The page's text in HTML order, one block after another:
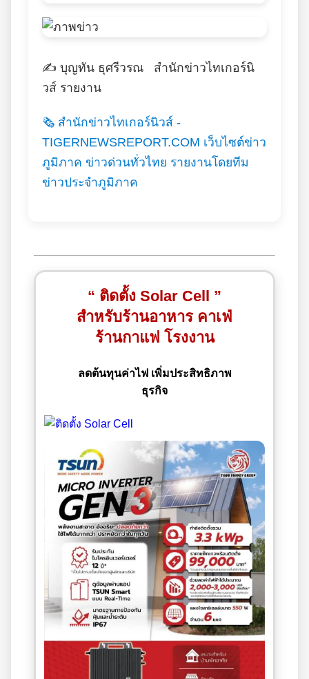
✍️ บุญทัน ธุศรีวรณ สำนักข่าวไทเกอร์นิ
วส์ รายงาน
🗞️ สำนักข่าวไทเกอร์นิวส์ -
TIGERNEWSREPORT.COM เว็บไซต์ข่าว
ภูมิภาค ข่าวด่วนทั่วไทย รายงานโดยทีม
ข่าวประจำภูมิภาค
“ ติดตั้ง Solar Cell ”
สำหรับร้านอาหาร คาเฟ่
ร้านกาแฟ โรงงาน
ลดต้นทุนค่าไฟ เพิ่มประสิทธิภาพ
ธุรกิจ